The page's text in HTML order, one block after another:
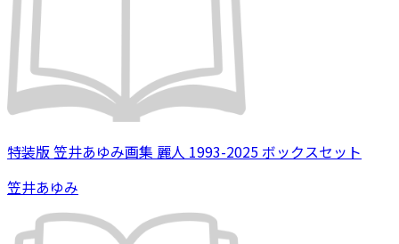
特装版 笠井あゆみ画集 麗人 1993-2025 ボックスセット
笠井あゆみ